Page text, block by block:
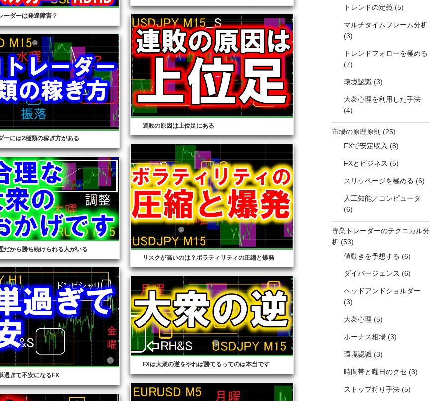
ーダーは発達障害？
連敗の原因は上位足にある
ーには2種類の稼ぎ方がある
リスクが高いのは？ボラティリティの圧縮と爆発
だから勝ち続けられる人がいる
過ぎて不安になるFX
FXは大衆の逆をやれば勝てるってのは本当です
トレンドの定義 (5)
マルチタイムフレーム分析
(3)
トレンドフォローを極める
(7)
環境認識 (3)
大衆心理を利用した手法
(4)
市場の原理原則 (25)
FXで安定収入 (8)
FXとビジネス (5)
スリッページを極める (6)
人工知能／コンピュータ
(6)
専業トレーダーのテクニカル分
析 (53)
値動きを予想する (6)
ダイバージェンス (6)
ヘッドアンドショルダー
(3)
大衆心理 (5)
ボーナス相場 (3)
環境認識 (3)
時間帯と曜日のクセ (3)
ストップ狩り手法 (5)